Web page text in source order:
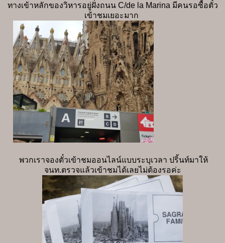
ทางเข้าหลักของวิหารอยู่ฝั่งถนน C/de la Marina มีคนรอซื้อตั๋ว
เข้าชมเยอะมาก
พวกเราจองตั๋วเข้าชมออนไลน์แบบระบุเวลา ปริ้นท์มาให้
จนท.ตรวจแล้วเข้าชมได้เลยไม่ต้องรอค่ะ